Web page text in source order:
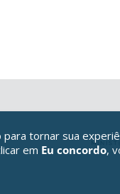
tornar sua
em Eu concordo,